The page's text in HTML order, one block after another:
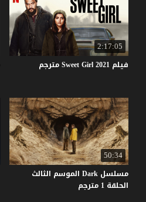
2:17:05
فيلم SweetGirl2021 مترجم
50:34
مسلسل Dark الموسم الثالث
الحلقة 1 مترجم